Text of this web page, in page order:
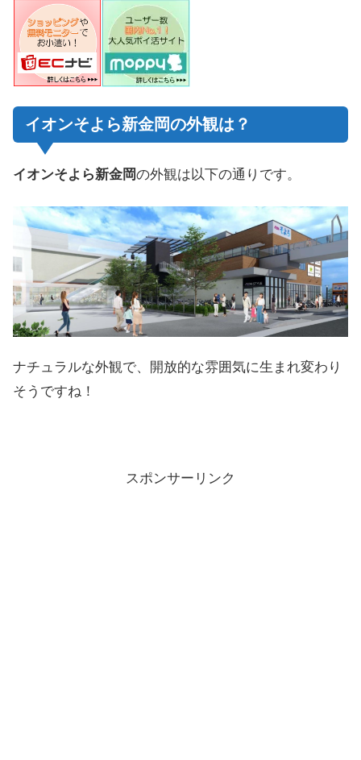
イオンそよら新金岡の外観は？
イオンそよら新金岡の外観は以下の通りです。
ナチュラルな外観で、開放的な雰囲気に生まれ変わり
そうですね！
スポンサーリンク